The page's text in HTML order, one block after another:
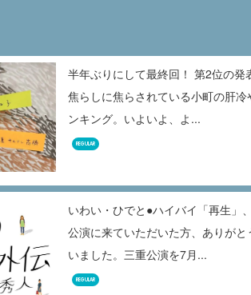
半年ぶりにして最終回！ 第2位の発
焦らしに焦らされている小町の肝冷
ンキング。いよいよ、よ...
REGULAR
いわい・ひでと●ハイバイ「再生」
公演に来ていただいた方、ありがと
いました。三重公演を7月...
REGULAR